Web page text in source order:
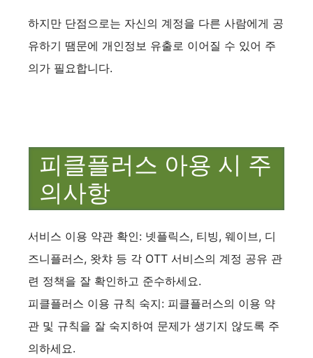
하지만 단점으로는 자신의 계정을 다른 사람에게 공
유하기 땜문에 개인정보 유출로 이어질 수 있어 주
의가 필요합니다.
피클플러스 아용 시 주
의사항
서비스 이용 약관 확인: 넷플릭스, 티빙, 웨이브, 디
즈니플러스, 왓챠 등 각 OTT 서비스의 계정 공유 관
련 정책을 잘 확인하고 준수하세요.
피클플러스 이용 규칙 숙지: 피클플러스의 이용 약
관 및 규칙을 잘 숙지하여 문제가 생기지 않도록 주
의하세요.